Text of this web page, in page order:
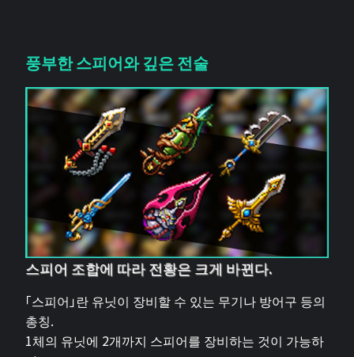
풍부한 스피어와 깊은 전술
스피어 조합에 따라 전황은 크게 바뀐다.
「스피어」란 유닛이 장비할 수 있는 무기나 방어구 등의
총칭.
1체의 유닛에 2개까지 스피어를 장비하는 것이 가능하